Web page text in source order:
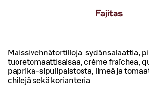
Fajitas
Maissivehnätortilloja, sydänsalaattia,
tuoretomaattisalsaa, crème fraîchea,
paprika-sipulipaistosta, limeä ja
chilejä sekä korianteria